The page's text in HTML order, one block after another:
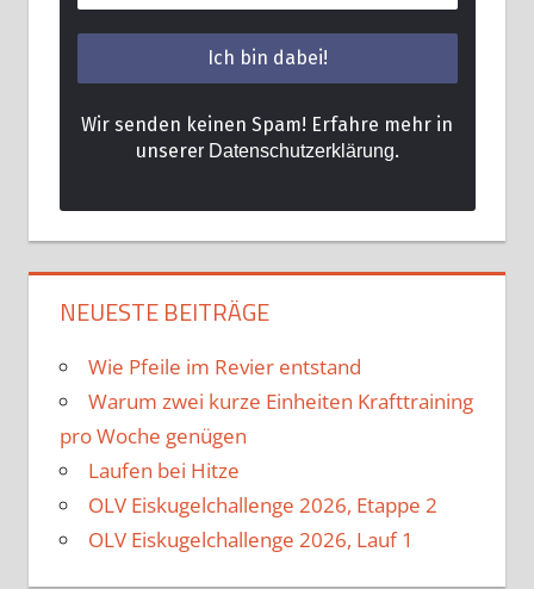
Wir senden keinen Spam! Erfahre mehr in
unserer Datenschutzerklärung.
NEUESTE BEITRÄGE
Wie Pfeile im Revier entstand
Warum zwei kurze Einheiten Krafttraining
pro Woche genügen
Laufen bei Hitze
OLV Eiskugelchallenge 2026, Etappe 2
OLV Eiskugelchallenge 2026, Lauf 1